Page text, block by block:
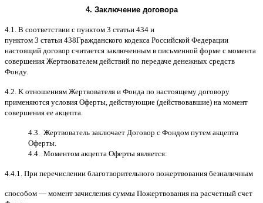
4. Заключение договора
4.1. B соответствии с пунктом 3 статьи 434 и
пунктом 3 статьи 438Гражданского кодекса Российской Федерации
настоящий договор считается заключенным в письменной форме c момента
совершения Жертвователем действий по передаче денежных средств
Фонду.
4.2. K отношениям Жертвователя и Фонда по настоящему договору
применяются условия Оферты действующие (действовавшие) на момент
совершения ее акцепта
4.3. Жертвователь заключает Договор c Фондом путем акцепта
Оферты
4.4. Моментом акцепта Оферты является:
4.4.1. При перечислении благотворительного пожертвования безналичным
способом — момент зачисления суммы Пожертвования на расчетный счет